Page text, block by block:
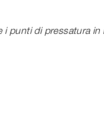
i punti di pressatura